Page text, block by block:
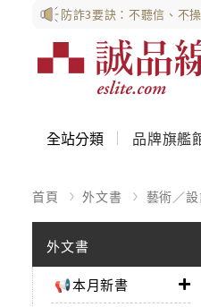
防詐3要訣：不聽信、不
全站分類 品牌旗艦
首頁 外文書 藝術／
外文書
📢本月新書